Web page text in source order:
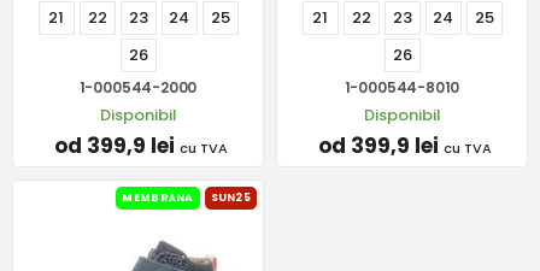
21 22 23 24
25
26
1-000544-2000
Disponibil
od 399,9 lei cu TVA
21 22 23 24
25
26
1-000544-8010
Disponibil
od 399,9 lei cu TVA
MEMBRÁNA SUN25